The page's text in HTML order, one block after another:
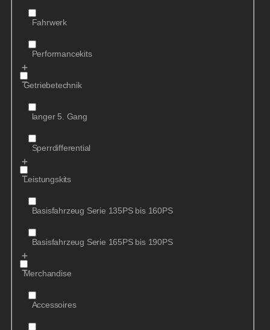
Fahrwerk
Performancekits
Getriebetechnik
langer 5. Gang
Sperrdifferential
Leistungskits
Basisfahrzeug Serie 135PS bis 160PS
Basisfahrzeug Serie 165PS bis 190PS
Merchandise
Accessoires